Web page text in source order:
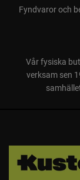
Fyndvaror och
Vår fysiska
verksam sen